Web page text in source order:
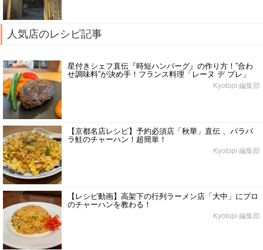
人気店のレシピ記事
星付きシェフ直伝『時短ハンバーグ』の作り方！”合わ
せ調味料”が決め手！フランス料理「レーヌ デ プレ」
Kyotopi 編集部
【京都名店レシピ】予約必須店「秋華」直伝 、パラパ
ラ鮭のチャーハン！超簡単！
Kyotopi 編集部
【レシピ動画】高架下の行列ラーメン店「大中」にプロ
のチャーハンを教わる！
Kyotopi 編集部